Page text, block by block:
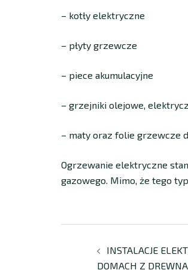
– kotły elektryczne
– płyty grzewcze
– piece akumulacyjne
– grzejniki olejowe,
– maty oraz folie grzewcze
Ogrzewanie elektryczne
gazowego. Mimo, że tego
INSTALACJE
DOMACH Z DREWNA